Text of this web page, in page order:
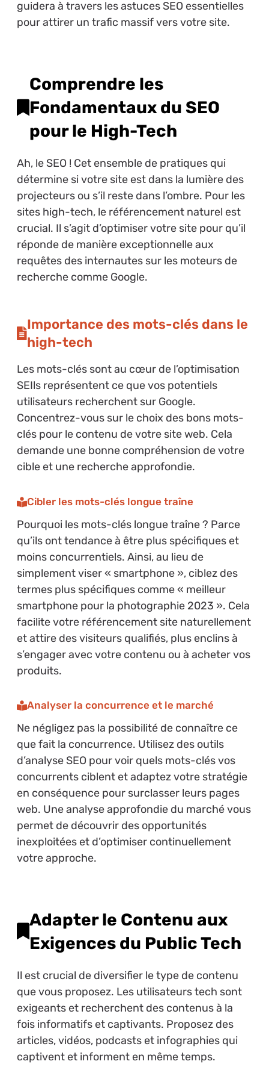
guidera à travers les astuces SEO essentielles
pour attirer un trafic massif vers votre site.
Comprendre les
Fondamentaux du SEO
pour le High-Tech
Ah, le SEO ! Cet ensemble de pratiques qui
détermine si votre site est dans la lumière des
projecteurs ou s’il reste dans l’ombre. Pour les
sites high-tech, le référencement naturel est
crucial. Il s’agit d’optimiser votre site pour qu’il
réponde de manière exceptionnelle aux
requêtes des internautes sur les moteurs de
recherche comme Google.
Importance des mots-clés dans le
high-tech
Les mots-clés sont au cœur de l’optimisation
SEIls représentent ce que vos potentiels
utilisateurs recherchent sur Google.
Concentrez-vous sur le choix des bons mots-
clés pour le contenu de votre site web. Cela
demande une bonne compréhension de votre
cible et une recherche approfondie.
Cibler les mots-clés longue traîne
Pourquoi les mots-clés longue traîne ? Parce
qu’ils ont tendance à être plus spécifiques et
moins concurrentiels. Ainsi, au lieu de
simplement viser « smartphone », ciblez des
termes plus spécifiques comme « meilleur
smartphone pour la photographie 2023 ». Cela
facilite votre référencement site naturellement
et attire des visiteurs qualifiés, plus enclins à
s’engager avec votre contenu ou à acheter vos
produits.
Analyser la concurrence et le marché
Ne négligez pas la possibilité de connaître ce
que fait la concurrence. Utilisez des outils
d’analyse SEO pour voir quels mots-clés vos
concurrents ciblent et adaptez votre stratégie
en conséquence pour surclasser leurs pages
web. Une analyse approfondie du marché vous
permet de découvrir des opportunités
inexploitées et d’optimiser continuellement
votre approche.
Adapter le Contenu aux
Exigences du Public Tech
Il est crucial de diversifier le type de contenu
que vous proposez. Les utilisateurs tech sont
exigeants et recherchent des contenus à la
fois informatifs et captivants. Proposez des
articles, vidéos, podcasts et infographies qui
captivent et informent en même temps.